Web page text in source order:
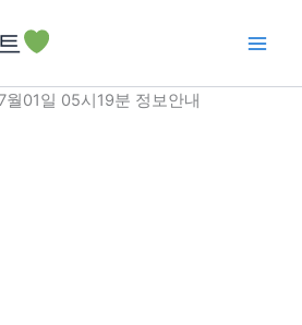
01일 05시19분 정보안내